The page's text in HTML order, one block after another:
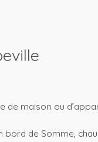
de maison ou
de Somme,